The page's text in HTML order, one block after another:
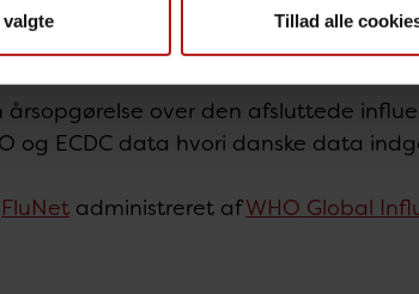
Tillad alle
nationalt og internationalt i følgende
over den afsluttede
og ECDC data hvori danske data
FluNet administreret afWHO Global